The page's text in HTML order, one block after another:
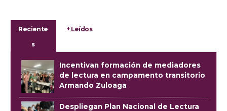
Reciente
s
+ Leídos
Incentivan formación de mediadores
de lectura en campamento transitorio
Armando Zuloaga
Despliegan Plan Nacional de Lectura